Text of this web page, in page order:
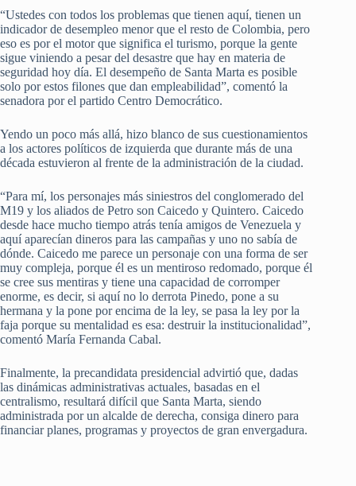
“Ustedes con todos los problemas que tienen aquí, tienen un
indicador de desempleo menor que el resto de Colombia, pero
eso es por el motor que significa el turismo, porque la gente
sigue viniendo a pesar del desastre que hay en materia de
seguridad hoy día. El desempeño de Santa Marta es posible
solo por estos filones que dan empleabilidad”, comentó la
senadora por el partido Centro Democrático.
Yendo un poco más allá, hizo blanco de sus cuestionamientos
a los actores políticos de izquierda que durante más de una
década estuvieron al frente de la administración de la ciudad.
“Para mí, los personajes más siniestros del conglomerado del
M19 y los aliados de Petro son Caicedo y Quintero. Caicedo
desde hace mucho tiempo atrás tenía amigos de Venezuela y
aquí aparecían dineros para las campañas y uno no sabía de
dónde. Caicedo me parece un personaje con una forma de ser
muy compleja, porque él es un mentiroso redomado, porque él
se cree sus mentiras y tiene una capacidad de corromper
enorme, es decir, si aquí no lo derrota Pinedo, pone a su
hermana y la pone por encima de la ley, se pasa la ley por la
faja porque su mentalidad es esa: destruir la institucionalidad”,
comentó María Fernanda Cabal.
Finalmente, la precandidata presidencial advirtió que, dadas
las dinámicas administrativas actuales, basadas en el
centralismo, resultará difícil que Santa Marta, siendo
administrada por un alcalde de derecha, consiga dinero para
financiar planes, programas y proyectos de gran envergadura.